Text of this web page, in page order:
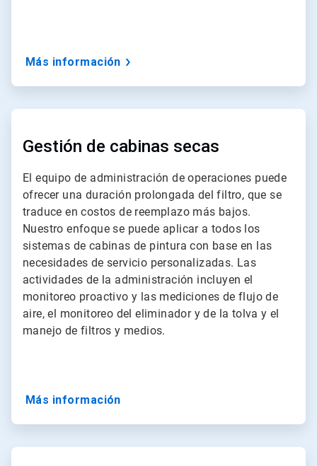
Más información
ArticleTile
Gestión de cabinas secas
El equipo de administración de operaciones puede
ofrecer una duración prolongada del filtro, que se
traduce en costos de reemplazo más bajos.
Nuestro enfoque se puede aplicar a todos los
sistemas de cabinas de pintura con base en las
necesidades de servicio personalizadas. Las
actividades de la administración incluyen el
monitoreo proactivo y las mediciones de flujo de
aire, el monitoreo del eliminador y de la tolva y el
manejo de filtros y medios.
Más información
ArticleTile